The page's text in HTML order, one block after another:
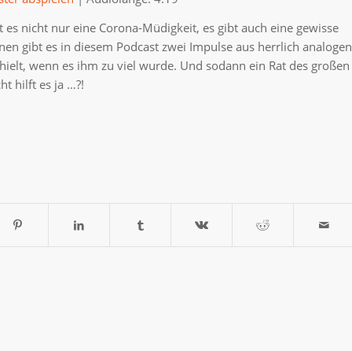
nicht nur eine Corona-Müdigkeit, es gibt auch eine gewisse
gibt es in diesem Podcast zwei Impulse aus herrlich analogen
wenn es ihm zu viel wurde. Und sodann ein Rat des großen
hilft es ja …?!